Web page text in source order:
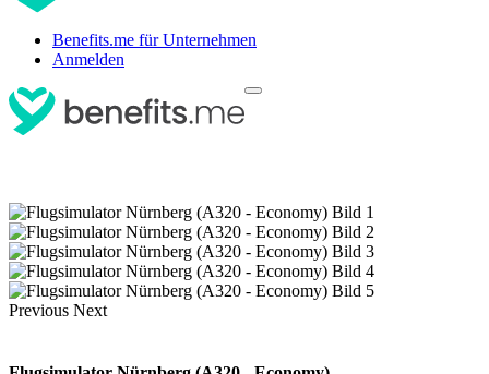
Benefits.me für Unternehmen
Anmelden
Previous Next